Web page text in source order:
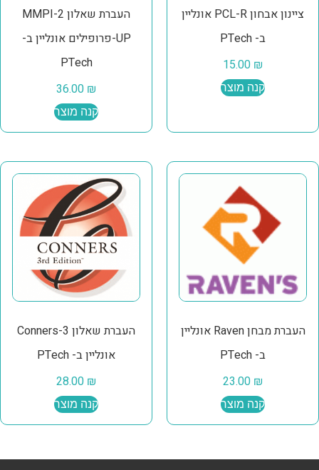
ציינון אבחון PCL-R אונליין
ב- PTech
15.00 ₪
קנה מוצר
העברת שאלון MMPI-2
UP-פרופילים אונליין ב-
PTech
36.00 ₪
קנה מוצר
העברת מבחן Raven אונליין
ב- PTech
23.00 ₪
קנה מוצר
העברת שאלון Conners-3
אונליין ב- PTech
28.00 ₪
קנה מוצר